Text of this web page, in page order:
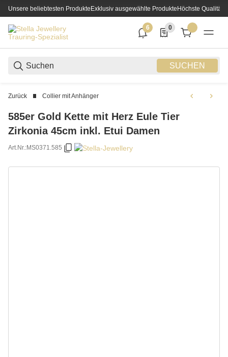
Unsere beliebtesten ProdukteExklusiv ausgewählte ProdukteHöchste Qualität
SUCHEN
6
6 neue Notifizierungen
0
0 Produkte in der
Zurück Collier mit Anhänger
585er Gold Kette mit Herz Eule Tier
Zirkonia 45cm inkl. Etui Damen
Art.Nr.:MS0371.585